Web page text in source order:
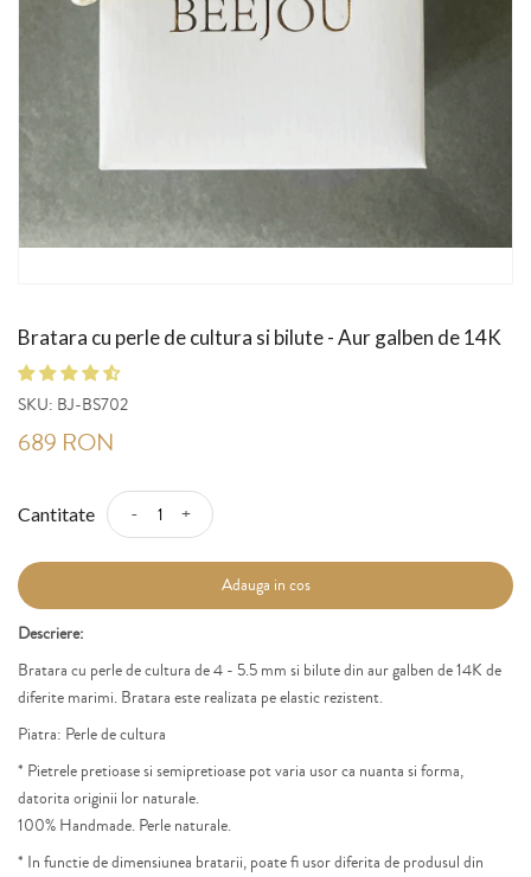
Bratara cu perle de cultura si bilute - Aur galben de 14K
SKU: BJ-BS702
689 RON
Cantitate - +
Adauga in cos
Descriere:
Bratara cu perle de cultura de 4 - 5.5 mm si bilute din aur galben de 14K de
diferite marimi. Bratara este realizata pe elastic rezistent.
Piatra: Perle de cultura
* Pietrele pretioase si semipretioase pot varia usor ca nuanta si forma,
datorita originii lor naturale.
100% Handmade. Perle naturale.
* In functie de dimensiunea bratarii, poate fi usor diferita de produsul din